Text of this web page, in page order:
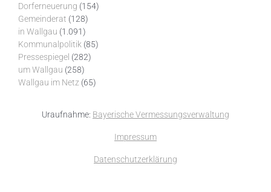
Dorferneuerung (154)
Gemeinderat (128)
in Wallgau (1.091)
Kommunalpolitik (85)
Pressespiegel (282)
um Wallgau (258)
Wallgau im Netz (65)
Uraufnahme: Bayerische Vermessungsverwaltung
Impressum
Datenschutzerklärung